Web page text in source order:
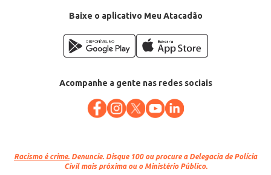
Departamento: Limpeza
EAN: 7891150067066
Baixe o aplicativo Meu Atacadão
Acompanhe a gente nas redes sociais
Racismo é crime. Denuncie. Disque 100 ou procure a Delegacia de Polícia
Civil mais próxima ou o Ministério Público.